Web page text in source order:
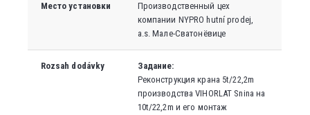
Место установки
Производственный цех
компании NYPRO hutní prodej,
a.s. Мале-Сватонёвице
Rozsah dodávky
Задание:
Реконструкция крана 5t/22,2m
производства VIHORLAT Snina на
10t/22,2m и его монтаж